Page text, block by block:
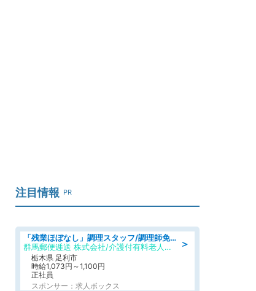
注目情報 PR
＞
「残業ほぼなし」調理スタッフ/調理師免許必須/正職員/日勤のみ/介護付き有料老人ホーム/社会保障完備
群馬郵便逓送 株式会社/介護付有料老人ホーム ふる里
栃木県 足利市
時給1,073円～1,100円
正社員
スポンサー：求人ボックス